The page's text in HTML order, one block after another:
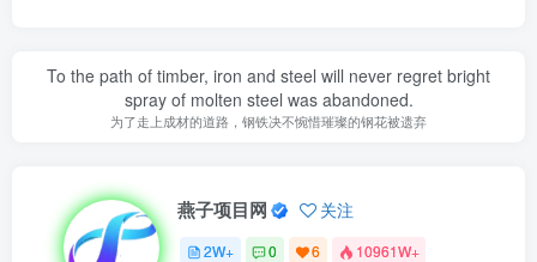
To the path of timber, iron and steel will never regret bright
spray of molten steel was abandoned.
为了走上成材的道路，钢铁决不惋惜璀璨的钢花被遗弃
燕子项目网 关注
2W+ 0 6 10961W+